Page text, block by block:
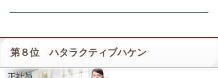
第８位 ハタラクティブハケン